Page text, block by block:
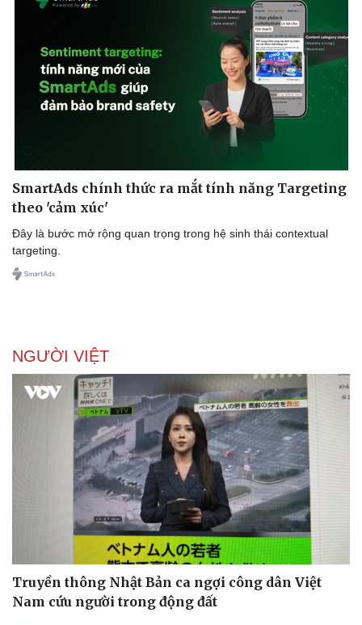
SmartAds chính thức ra mắt tính năng Targeting
theo 'cảm xúc'
Đây là bước mở rộng quan trọng trong hệ sinh thái contextual
targeting.
NGƯỜI VIỆT
Truyền thông Nhật Bản ca ngợi công dân Việt
Nam cứu người trong động đất